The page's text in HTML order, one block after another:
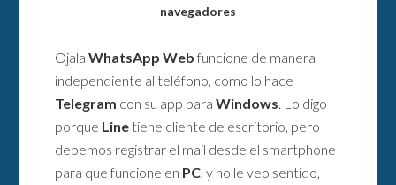
navegadores
Ojala WhatsApp Web funcione de manera
independiente al teléfono, como lo hace
Telegram con su app paraWindows . Lo digo
porque Line tiene cliente de escritorio, pero
debemos registrar el mail desde el smartphone
para que funcione en PC , y no le veo sentido,